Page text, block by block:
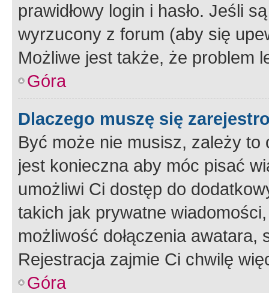
prawidłowy login i hasło. Jeśli
wyrzucony z forum (aby się
Możliwe jest także, że problem
Góra
Dlaczego muszę się
Być może nie musisz, zależy
jest konieczna aby móc pisać
umożliwi Ci dostęp do
takich jak prywatne
możliwość dołączenia
Rejestracja zajmie Ci chwilę
Góra